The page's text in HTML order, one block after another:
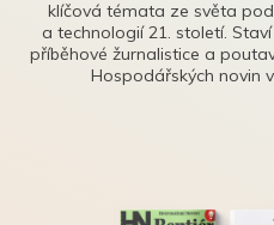
klíčová témata ze světa
a technologií 21. století.
příběhové žurnalistice a
Hospodářských novin